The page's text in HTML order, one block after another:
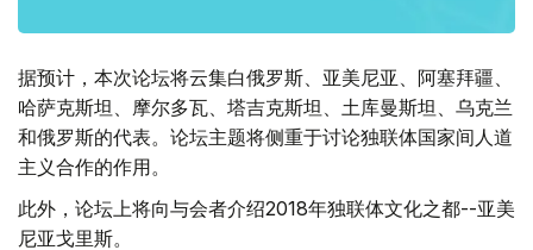
据预计，本次论坛将云集白俄罗斯、亚美尼亚、阿塞拜疆、
哈萨克斯坦、摩尔多瓦、塔吉克斯坦、土库曼斯坦、乌克兰
和俄罗斯的代表。论坛主题将侧重于讨论独联体国家间人道
主义合作的作用。
此外，论坛上将向与会者介绍2018年独联体文化之都--亚美
尼亚戈里斯。